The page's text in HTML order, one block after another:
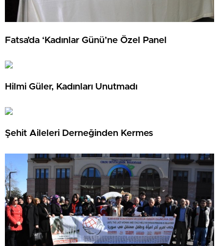
Fatsa’da ‘Kadınlar Günü’ne Özel Panel
Hilmi Güler, Kadınları Unutmadı
Şehit Aileleri Derneğinden Kermes